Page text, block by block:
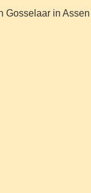
Gosselaar in Assen